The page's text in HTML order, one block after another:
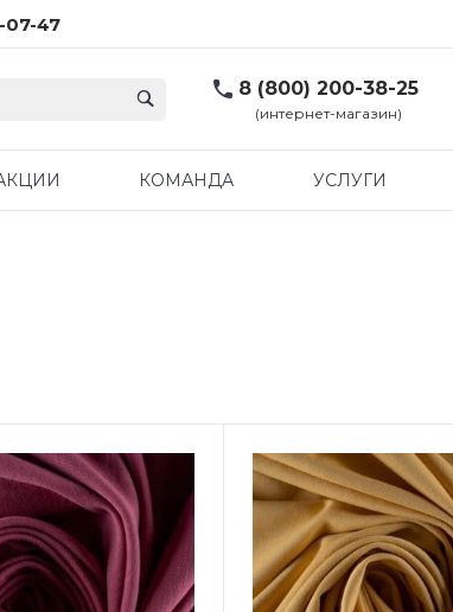
07-47
8 (800) 200-38-25
(интернет-магазин)
КОМАНДА УСЛУГИ